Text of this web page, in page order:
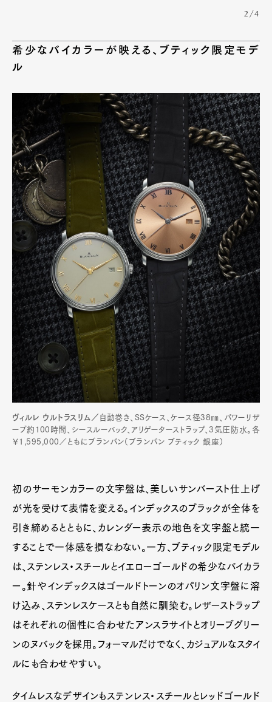
2/4
希少なバイカラーが映える、ブティック限定モデ
ル
ヴィルレ ウルトラスリム／ 自動巻き、SSケース、ケース径38㎜、パワーリザ
ーブ約100時間、シースルーバック、アリゲーターストラップ、3気圧防水。各
￥1,595,000／ともにブランパン（ブランパン ブティック 銀座）
初のサーモンカラーの文字盤は、美しいサンバースト仕上げ
が光を受けて表情を変える。インデックスのブラックが全体を
引き締めるとともに、カレンダー表示の地色を文字盤と統一
することで一体感を損なわない。一方、ブティック限定モデル
は、ステンレス・スチールとイエローゴールドの希少なバイカラ
ー。針やインデックスはゴールドトーンのオパリン文字盤に溶
け込み、ステンレスケースとも自然に馴染む。レザーストラップ
はそれぞれの個性に合わせたアンスラサイトとオリーブグリー
ンのヌバックを採用。フォーマルだけでなく、カジュアルなスタイ
ルにも合わせやすい。
タイムレスなデザインもステンレス・スチールとレッドゴールド